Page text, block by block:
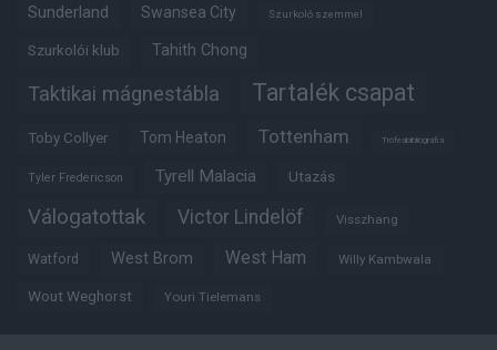
Sunderland Swansea City Szurkoló szemmel
Szurkolói klub Tahith Chong
Taktikai mágnestábla Tartalék csapat
Toby Collyer Tom Heaton Tottenham Trófeabibliográfia
Tyler Fredericson Tyrell Malacia Utazás
Válogatottak Victor Lindelöf Visszhang
Watford West Brom West Ham Willy Kambwala
Wout Weghorst Youri Tielemans